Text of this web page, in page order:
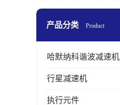
产品分类 Product
哈默纳科谐波减速机
行星减速机
执行元件